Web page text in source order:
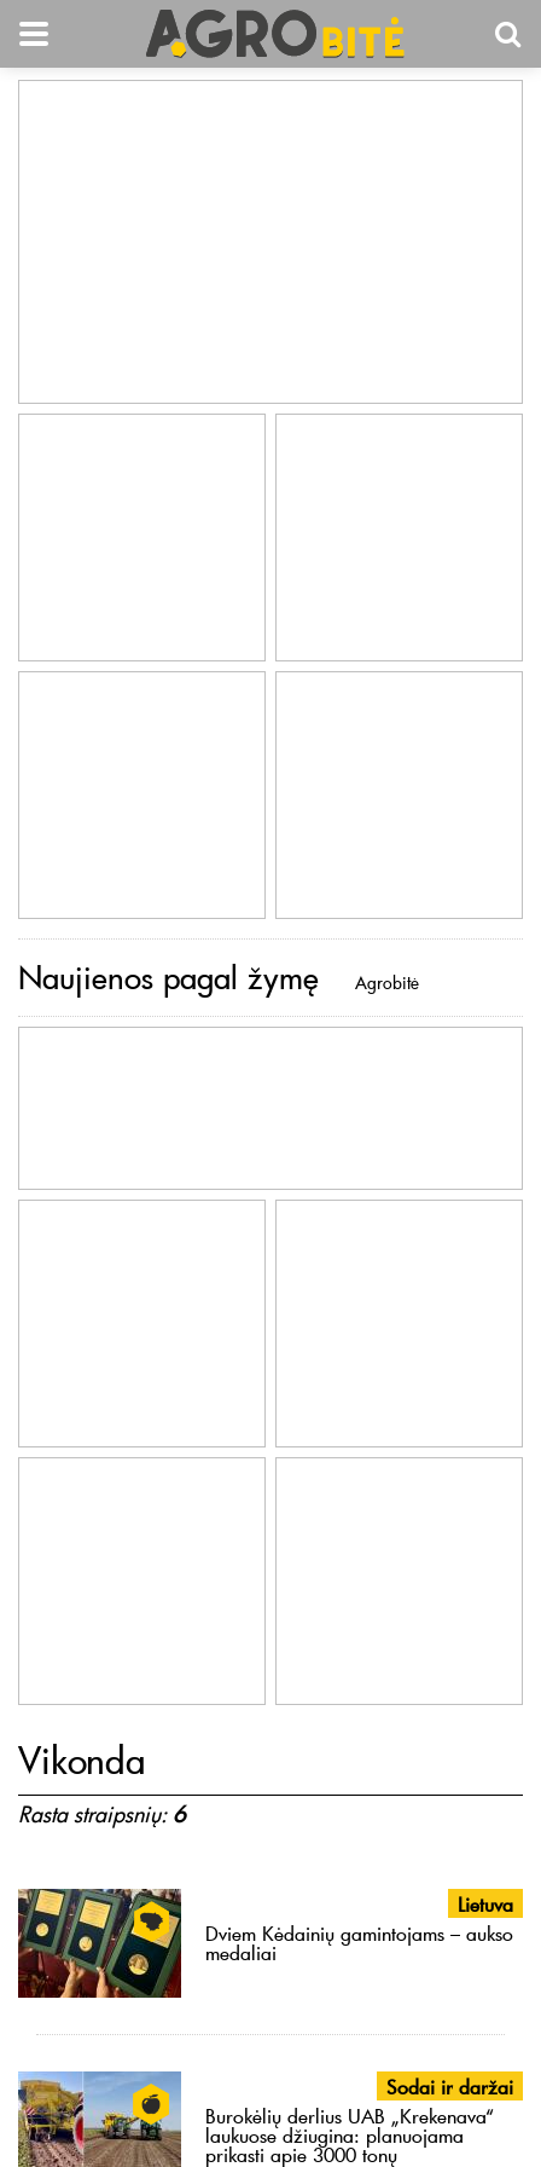
Naujienos pagal žymę Agrobitė
Vikonda
Rasta straipsnių: 6
Lietuva
Dviem Kėdainių gamintojams – aukso
medaliai
Sodai ir daržai
Burokėlių derlius UAB „Krekenava“
laukuose džiugina: planuojama
prikasti apie 3000 tonų